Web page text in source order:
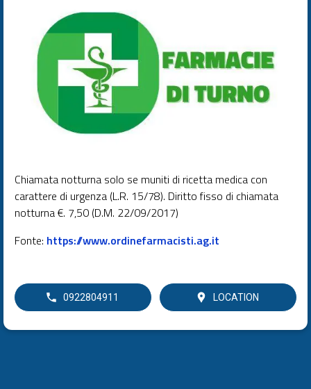
Chiamata notturna solo se muniti di ricetta medica con
carattere di urgenza (L.R. 15/78). Diritto fisso di chiamata
notturna €. 7,50 (D.M. 22/09/2017)
Fonte: https://www.ordinefarmacisti.ag.it
0922804911 LOCATION